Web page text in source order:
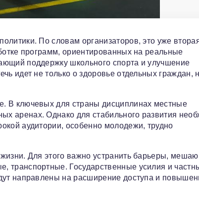
По словам организаторов, это уже
программ, ориентированных на реальные
поддержку школьного спорта и улучшение
идет не только о здоровье отдельных граждан,
В ключевых для страны дисциплинах местные
аренах. Однако для стабильного развития
аудитории, особенно молодежи, трудно
Для этого важно устранить барьеры,
транспортные. Государственные усилия и
направлены на расширение доступа и